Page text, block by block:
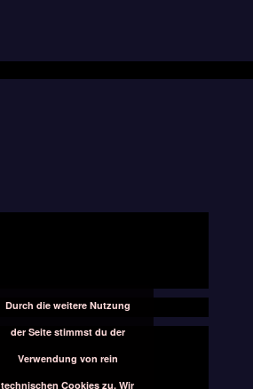
Durch die weitere Nutzung
der Seite stimmst du der
Verwendung von rein
technischen Cookies zu. Wir